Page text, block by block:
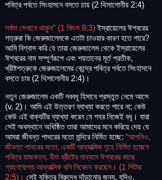
পবিত্র পর্বতে সিংহাসনে বসতে চায় (2 থিসালোনীয় 2:4)
সর্বদা সেখানে থাকুন" (1 কিংস 9:3)ইস্রায়েলের ঈশ্বরের
শত্রুরা কি জেরুজালেমকে এতটা চাওয়ার কারণ হতে পারে?
আমি বিশ্বাস করি যে তারা জেরুজালেম থেকে ইস্রায়েলের
ঈশ্বরের নাম সম্পূর্ণরূপে এবং শয়তানের মূর্ত প্রতীক,
খ্রীষ্টশত্রুকে জেরুজালেমের কেন্দ্রে পবিত্র পর্বতে সিংহাসনে
বসতে চায় (2 থিসালোনীয় 2:4)।
নতুন জেরুজালেম একটি নববধূ হিসাবে প্রস্তুত নেমে আসে
(v. 2)। আমি এই উত্তরণ ব্যাখ্যা করতে পারে না; কেউ
কেউ এই বাক্যটির ব্যাখ্যা করেন যে শহর নিজেই বধূ। যারা
সেই অবস্থানে অধিষ্ঠিত তারা আমাদের মনে করিয়ে দেয় যে
আমরা জীবন্ত পাথরের মতো মন্দিরে নির্মিত হচ্ছে: “আপনিও,
জীবন্ত পাথরের মতো, একটি আধ্যাত্মিক গৃহে নির্মিত হচ্ছেন
পবিত্র যাজকত্ব, যীশু খ্রীষ্টের মাধ্যমে ঈশ্বরের কাছে
গ্রহণযোগ্য আধ্যাত্মিক বলি নিবেদন করছেন। (1 পিটার
2:5)। সেই যুক্তির বিরুদ্ধে দাঁড়ানোর জন্য, যদিও,